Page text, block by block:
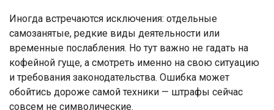
Иногда встречаются исключения: отдельные
самозанятые, редкие виды деятельности или
временные послабления. Но тут важно не гадать на
кофейной гуще, а смотреть именно на свою ситуацию
и требования законодательства. Ошибка может
обойтись дороже самой техники — штрафы сейчас
совсем не символические.